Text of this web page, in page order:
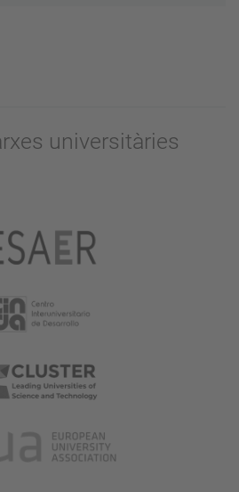
universitàries